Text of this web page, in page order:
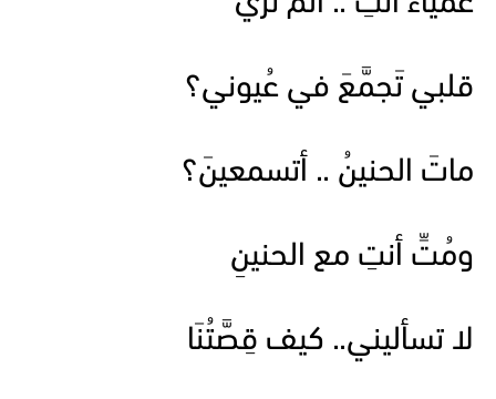
قلبي تَجمَّعَ في عُيوني؟
ماتَ الحنينُ .. أتسمعينَ؟
ومُتِّ أنتِ مع الحنينِ
لا تسأليني.. كيف قِصَّتُنَا